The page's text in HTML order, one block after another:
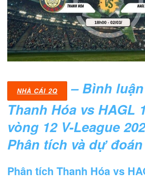
NHÀ CÁI 2Q
– Bình
Thanh Hóa vs HAGL
vòng 12 V-League
Phân tích và dự đoán
Phân tích Thanh Hóa vs